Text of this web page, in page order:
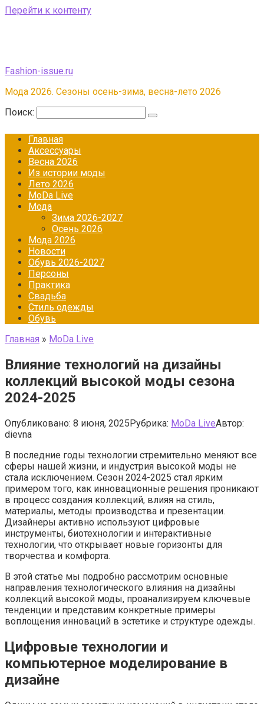
Перейти к контенту
Fashion-issue.ru
Мода 2026. Сезоны осень-зима, весна-лето 2026
Поиск:
Главная
Аксессуары
Весна 2026
Из истории моды
Лето 2026
МоDа Live
Мода
Зима 2026-2027
Осень 2026
Мода 2026
Новости
Обувь 2026-2027
Персоны
Практика
Свадьба
Стиль одежды
Обувь
Главная » МоDа Live
Влияние технологий на дизайны
коллекций высокой моды сезона
2024-2025
Опубликовано: 8 июня, 2025Рубрика: МоDа LiveАвтор:
dievna
В последние годы технологии стремительно меняют все
сферы нашей жизни, и индустрия высокой моды не
стала исключением. Сезон 2024-2025 стал ярким
примером того, как инновационные решения проникают
в процесс создания коллекций, влияя на стиль,
материалы, методы производства и презентации.
Дизайнеры активно используют цифровые
инструменты, биотехнологии и интерактивные
технологии, что открывает новые горизонты для
творчества и комфорта.
В этой статье мы подробно рассмотрим основные
направления технологического влияния на дизайны
коллекций высокой моды, проанализируем ключевые
тенденции и представим конкретные примеры
воплощения инноваций в эстетике и структуре одежды.
Цифровые технологии и
компьютерное моделирование в
дизайне